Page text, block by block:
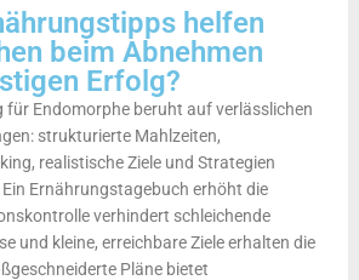
helfen
beim Abnehmen
Erfolg?
für Endomorphe beruht auf verlässlichen
strukturierte Mahlzeiten,
realistische Ziele und Strategien
Ernährungstagebuch erhöht die
verhindert schleichende
und kleine, erreichbare Ziele erhalten die
Pläne bietet